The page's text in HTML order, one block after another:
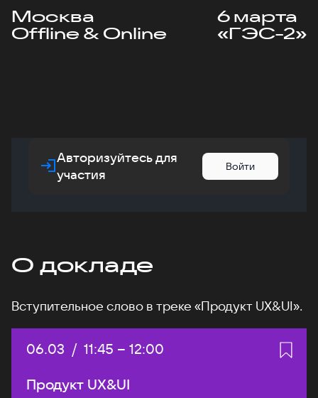
Москва
Offline & Online
6 марта
«ГЭС-2»
Авторизуйтесь для
участия
Войти
О докладе
Вступительное слово в треке «Продукт UX&UI».
Дата:
06.03 / Начало:
11:45 – Конец:
12:00
Продукт UX&UI